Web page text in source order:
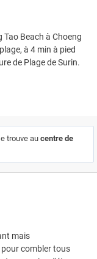
Beach à Choeng
à 4 min à pied
de Plage de Surin.
trouve au centre de
mais
pour combler tous